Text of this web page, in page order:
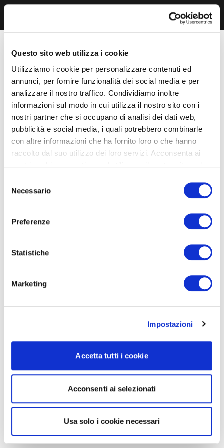
Questo sito web utilizza i cookie
Utilizziamo i cookie per personalizzare contenuti ed
annunci, per fornire funzionalità dei social media e per
analizzare il nostro traffico. Condividiamo inoltre
informazioni sul modo in cui utilizza il nostro sito con i
nostri partner che si occupano di analisi dei dati web,
pubblicità e social media, i quali potrebbero combinarle
con altre informazioni che ha fornito loro o che hanno
raccolto dal suo utilizzo dei loro servizi. Acconsenta ai
delNecessario
Preferenze
Statistiche
Marketing
Impostazioni
Accetta tutti i cookie
Acconsenti ai selezionati
Usa solo i cookie necessari